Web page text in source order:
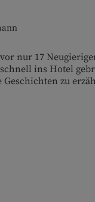
nur 17
ins Hotel
Geschichten zu